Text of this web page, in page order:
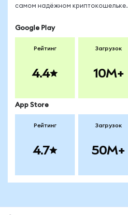
самом надёжном криптокошельке.
Google Play
Рейтинг
4.4
Загрузок
10M+
App Store
Рейтинг
4.7
Загрузок
50M+